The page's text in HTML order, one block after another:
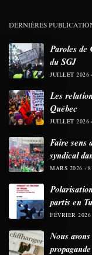
DERNIÈRES
Paroles de
du SGJ
JUILLET 2026
Les
Québec
JUILLET 2026
Faire sens
syndical
MARS 2026
partis en
FÉVRIER 2026
Nous